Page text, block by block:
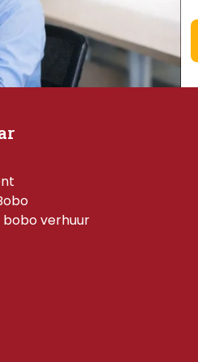
verhuur